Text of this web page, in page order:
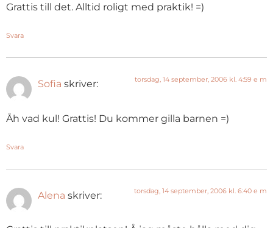
Grattis till det. Alltid roligt med praktik! =)
Svara
Sofia skriver: torsdag, 14 september, 2006 kl. 4:59 e m
Åh vad kul! Grattis! Du kommer gilla barnen =)
Svara
Alena skriver: torsdag, 14 september, 2006 kl. 6:40 e m